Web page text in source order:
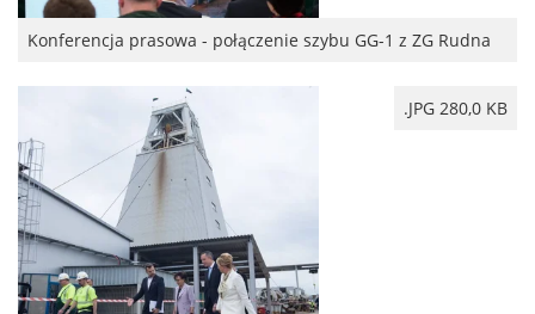
Konferencja prasowa - połączenie szybu GG-1 z ZG Rudna
.JPG 280,0 KB